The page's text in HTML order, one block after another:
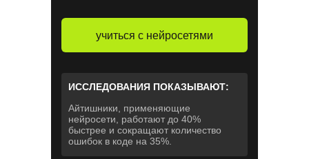
учиться с нейросетями
ИССЛЕДОВАНИЯ ПОКАЗЫВАЮТ:
Айтишники, применяющие
нейросети, работают до 40%
быстрее и сокращают количество
ошибок в коде на 35%.